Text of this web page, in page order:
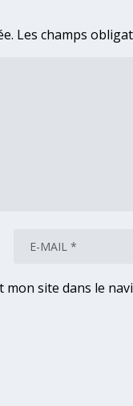
Les champs
site dans le